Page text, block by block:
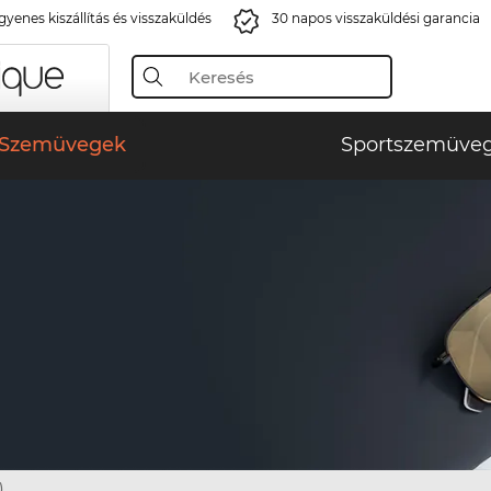
kiszállítás és visszaküldés 30 napos visszaküldési garancia
Szemüvegek